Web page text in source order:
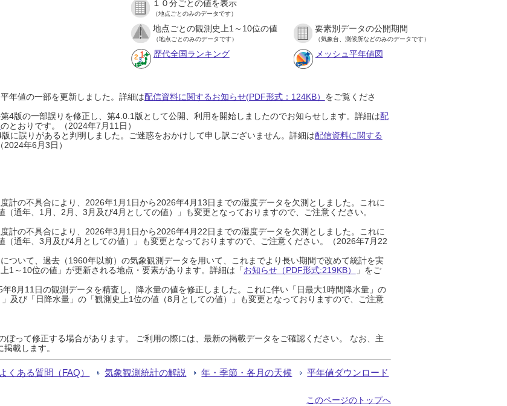
１０分ごとの値を表示
（地点ごとのみのデータです）
地点ごとの観測史上1～10位の値
（地点ごとのみのデータです）
要素別データの公開期間
（気象台、測候所などのみのデータです）
歴代全国ランキング メッシュ平年値図
年値の一部を更新しました。詳細は配信資料に関するお知らせ(PDF形式：124KB） をご覧くださ
4版の一部誤りを修正し、第4.0.1版として公開、利用を開始しましたのでお知らせします。詳細は配
のとおりです。（2024年7月11日）
に誤りがあると判明しました。ご迷惑をおかけして申し訳ございません。詳細は配信資料に関する
年6月3日）
計の不具合により、2026年1月1日から2026年4月13日までの湿度データを欠測としました。これに
通年、1月、2月、3月及び4月としての値）」も変更となっておりますので、ご注意ください。
計の不具合により、2026年3月1日から2026年4月22日までの湿度データを欠測としました。これに
通年、3月及び4月としての値）」も変更となっておりますので、ご注意ください。（2026年7月22
ついて、過去（1960年以前）の気象観測データを用いて、これまでより長い期間で改めて統計を実
1～10位の値」が更新される地点・要素があります。詳細は「お知らせ（PDF形式:219KB）
」をご
8月11日の観測データを精査し、降水量の値を修正しました。これに伴い「日最大1時間降水量」の
及び「日降水量」の「観測史上1位の値（8月としての値）」も変更となっておりますので、ご注意
って修正する場合があります。 ご利用の際には、最新の掲載データをご確認ください。 なお、主
載します。
よくある質問（FAQ） 気象観測統計の解説 年・季節・各月の天候 平年値ダウンロード
このページのトップへ